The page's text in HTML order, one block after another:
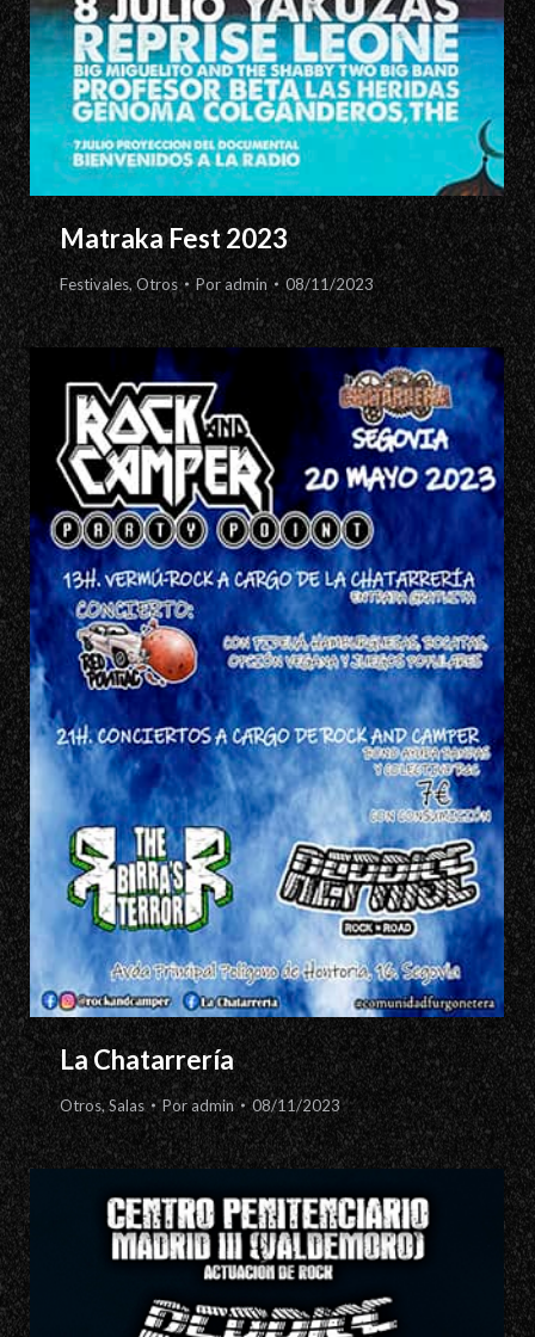
Matraka Fest 2023
Festivales,Otros Poradmin 08/11/2023
La Chatarrería
Otros,Salas Poradmin 08/11/2023